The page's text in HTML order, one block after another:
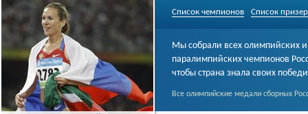
Список чемпионов Список
Мы собрали всех олимпийских и
паралимпийских чемпионов
чтобы страна знала своих
Все олимпийские медали сборных